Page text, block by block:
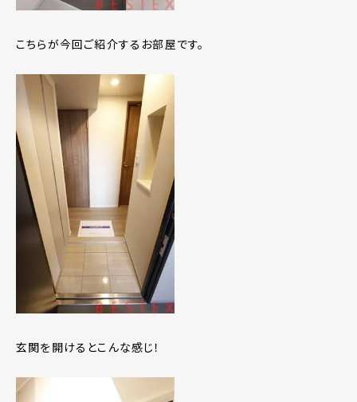
こちらが今回ご紹介するお部屋です。
玄関を開けるとこんな感じ！